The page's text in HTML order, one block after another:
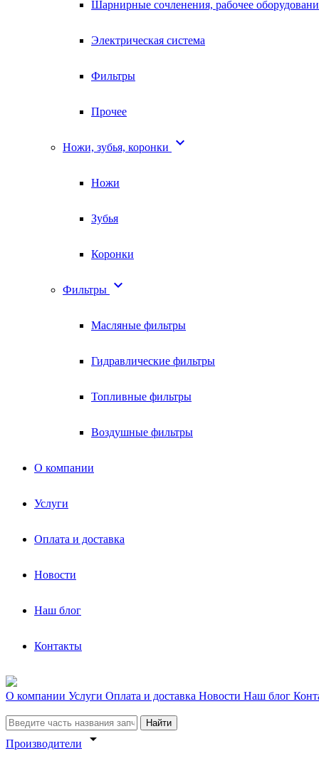
Шарнирные сочленения, рабочее
Электрическая система
Фильтры
Прочее
Ножи, зубья, коронки 
Ножи
Зубья
Коронки
Фильтры 
Масляные фильтры
Гидравлические фильтры
Топливные фильтры
Воздушные фильтры
О компании
Услуги
Оплата и доставка
Новости
Наш блог
Контакты
О компании Услуги Оплата и доставка Новости Наш блог
Найти
Производители arrow_drop_down